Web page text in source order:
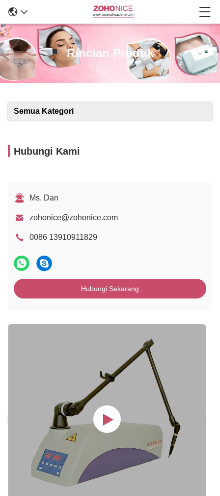
Rincian Produk
Semua Kategori
Hubungi Kami
Ms. Dan
zohonice@zohonice.com
0086 13910911829
Hubungi Sekarang